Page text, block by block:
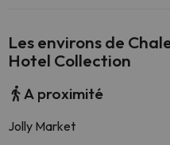
Les environs de
Hotel Collection
A proximité
Jolly Market